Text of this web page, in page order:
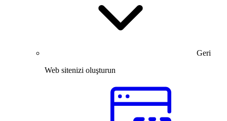
Geri
Web sitenizi oluşturun